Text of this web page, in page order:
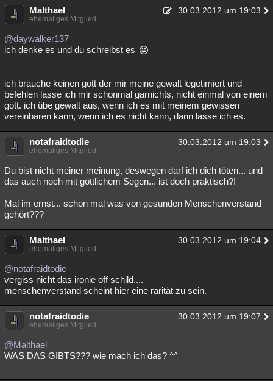
Malthael 30.03.2012 um 19:03
ehemaliges Mitglied
@daywalker137
ich denke es und du schreibst es
ich brauche keinen gott der mir meine gewalt legetimiert und
befehlen lasse ich mir schonmal garnichts, nicht einmal von einem
gott. ich übe gewalt aus, wenn ich es mit meinem gewissen
vereinbaren kann, wenn ich es nicht kann, dann lasse ich es.
notafraidtodie 30.03.2012 um 19:03
ehemaliges Mitglied
Du bist nicht meiner meinung, deswegen darf ich dich töten... und
das auch noch mit göttlichem Segen... ist doch praktisch?!
Mal im ernst... schon mal was von gesunden Menschenverstand
gehört???
Malthael 30.03.2012 um 19:04
ehemaliges Mitglied
@notafraidtodie
vergiss nicht das ironie off schild....
menschenverstand scheint hier eine rarität zu sein.
notafraidtodie 30.03.2012 um 19:07
ehemaliges Mitglied
@Malthael
WAS DAS GIBTS??? wie mach ich das? ^^